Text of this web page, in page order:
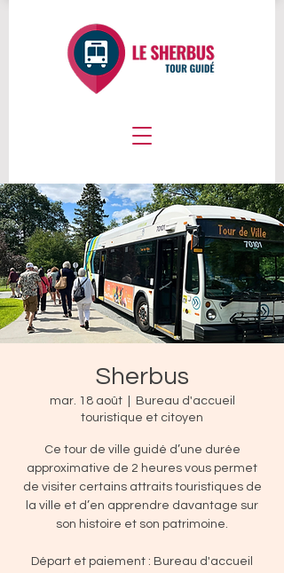
Sherbus
mar. 18 août
  |
Bureau d'accueil
touristique et citoyen
Ce tour de ville guidé d’une durée
approximative de 2 heures vous permet
de visiter certains attraits touristiques de
la ville et d’en apprendre davantage sur
son histoire et son patrimoine.
Départ et paiement : Bureau d'accueil